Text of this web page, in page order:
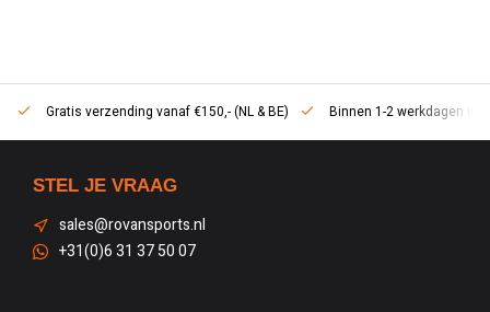
Gratis verzending vanaf €150,- (NL & BE) Binnen 1-2 werkdagen in
STEL JE VRAAG
sales@rovansports.nl
+31(0)6 31 37 50 07